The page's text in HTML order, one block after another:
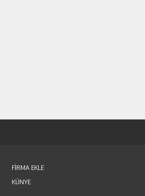
FİRMA EKLE
KÜNYE